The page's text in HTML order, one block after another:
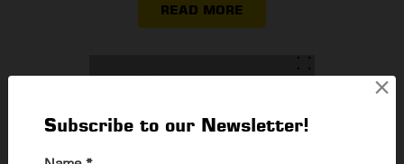
×
Subscribe to our Newsletter!
READ MORE